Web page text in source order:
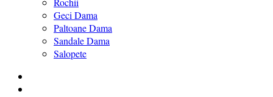
Geci Dama
Paltoane Dama
Sandale Dama
Salopete